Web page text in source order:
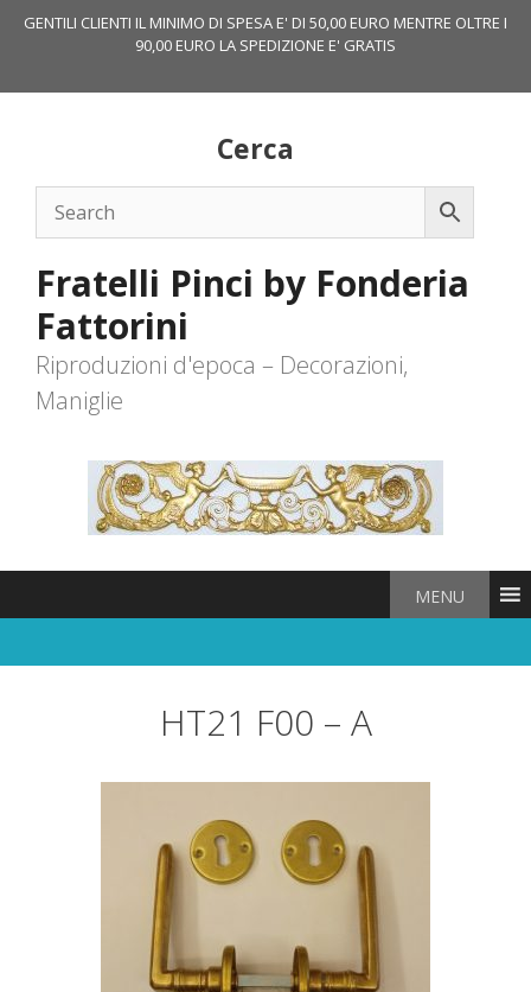
GENTILI CLIENTI IL MINIMO DI SPESA E' DI 50,00 EURO MENTRE OLTRE I
90,00 EURO LA SPEDIZIONE E' GRATIS
Cerca
Fratelli Pinci by Fonderia
Fattorini
Riproduzioni d'epoca – Decorazioni,
Maniglie
MENU
HT21 F00 – A